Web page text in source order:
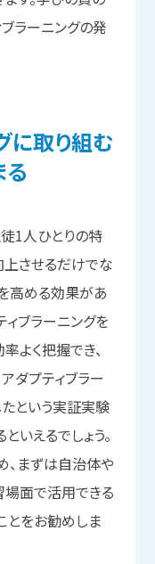
ラーニングの発
に取り組む
る
1人ひとりの特
させるだけでな
高める効果があ
ィブラーニングを
よく把握でき、
ダプティブラー
という実証実験
いえるでしょう。
、まずは自治体や
面で活用できる
とをお勧めしま